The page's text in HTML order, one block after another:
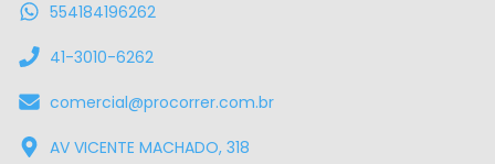
554184196262
41-3010-6262
comercial@procorrer.com.br
AV VICENTE MACHADO, 318